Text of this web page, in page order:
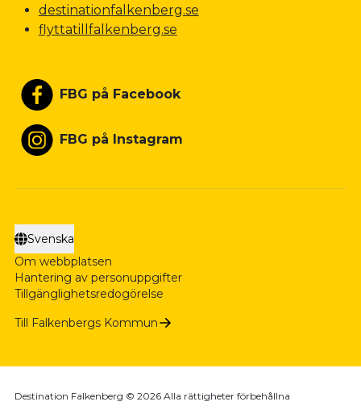
destinationfalkenberg.se
flyttatillfalkenberg.se
FBG på Facebook
FBG på Instagram
Svenska
Om webbplatsen
Hantering av personuppgifter
Tillgänglighetsredogörelse
Till Falkenbergs Kommun
Destination Falkenberg © 2026 Alla rättigheter förbehållna